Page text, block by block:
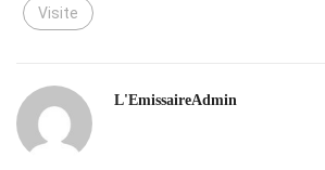
Visite
L'EmissaireAdmin